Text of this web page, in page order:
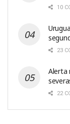
10
23
Alerta
22